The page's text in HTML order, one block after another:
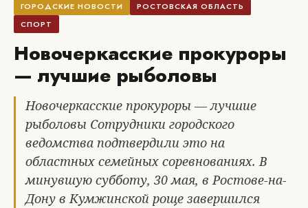
ГОРОДСКИЕ НОВОСТИ
РОСТОВСКАЯ ОБЛАСТЬ
СПОРТ
Новочеркасские прокуроры
— лучшие рыболовы
Новочеркасские прокуроры — лучшие
рыболовы Сотрудники городского
ведомства подтвердили это на
областных семейных соревнованиях. В
минувшую субботу, 30 мая, в Ростове-на-
Дону в Кумжинской роще завершился